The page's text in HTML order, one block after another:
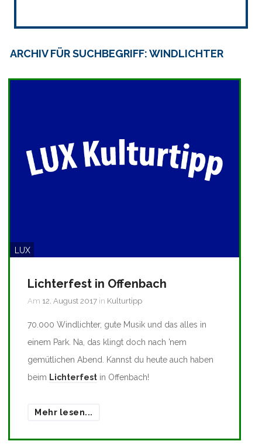
ARCHIV FÜR SUCHBEGRIFF: WINDLICHTER
LUX
Lichterfest in Offenbach
Am 12. August 2017 in Kulturtipp
70.000 Windlichter, gute Musik und das alles in
einem Park. Na, das klingt doch nach ’nem
gemütlichen Abend. Kannst du heute auch haben
beim Lichterfest in Offenbach!
Mehr lesen...